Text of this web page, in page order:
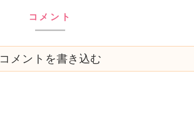
コメント
コメントを書き込む